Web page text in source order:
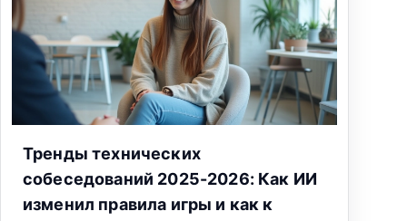
Тренды технических
собеседований 2025-2026: Как ИИ
изменил правила игры и как к